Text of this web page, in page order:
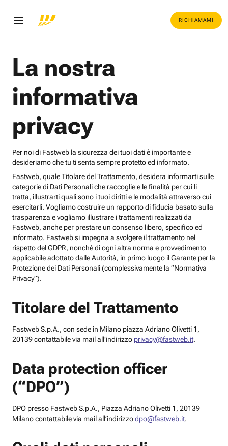
RICHIAMAMI
La nostra
informativa
privacy
Per noi di Fastweb la sicurezza dei tuoi dati è importante e
desideriamo che tu ti senta sempre protetto ed informato.
Fastweb, quale Titolare del Trattamento, desidera informarti sulle
categorie di Dati Personali che raccoglie e le finalità per cui li
tratta, illustrarti quali sono i tuoi diritti e le modalità attraverso cui
esercitarli. Vogliamo costruire un rapporto di fiducia basato sulla
trasparenza e vogliamo illustrare i trattamenti realizzati da
Fastweb, anche per prestare un consenso libero, specifico ed
informato. Fastweb si impegna a svolgere il trattamento nel
rispetto del GDPR, nonché di ogni altra norma e provvedimento
applicabile adottato dalle Autorità, in primo luogo il Garante per la
Protezione dei Dati Personali (complessivamente la “Normativa
Privacy”).
Titolare del Trattamento
Fastweb S.p.A., con sede in Milano piazza Adriano Olivetti 1,
20139 contattabile via mail all’indirizzo privacy@fastweb.it.
Data protection officer
(“DPO”)
DPO presso Fastweb S.p.A., Piazza Adriano Olivetti 1, 20139
Milano contattabile via mail all’indirizzodpo@fastweb.it.